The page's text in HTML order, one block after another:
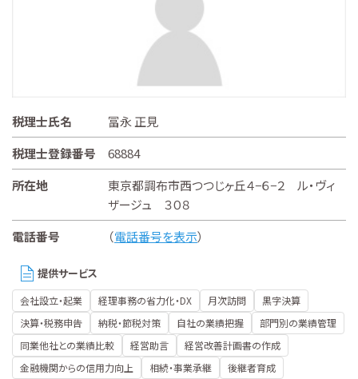
税理士氏名
冨永 正見
税理士登録番号
68884
所在地
東京都調布市西つつじヶ丘４−６−２ ル・ヴィ
ザージュ ３０８
電話番号
（電話番号を表示）
提供サービス
会社設立・起業 経理事務の省力化・DX 月次訪問
黒字決算
決算・税務申告
納税・節税対策 自社の業績把握
部門別の業績管理
同業他社との業績比較
経営助言
経営改善計画書の作成
金融機関からの信用力向上
相続・事業承継
後継者育成